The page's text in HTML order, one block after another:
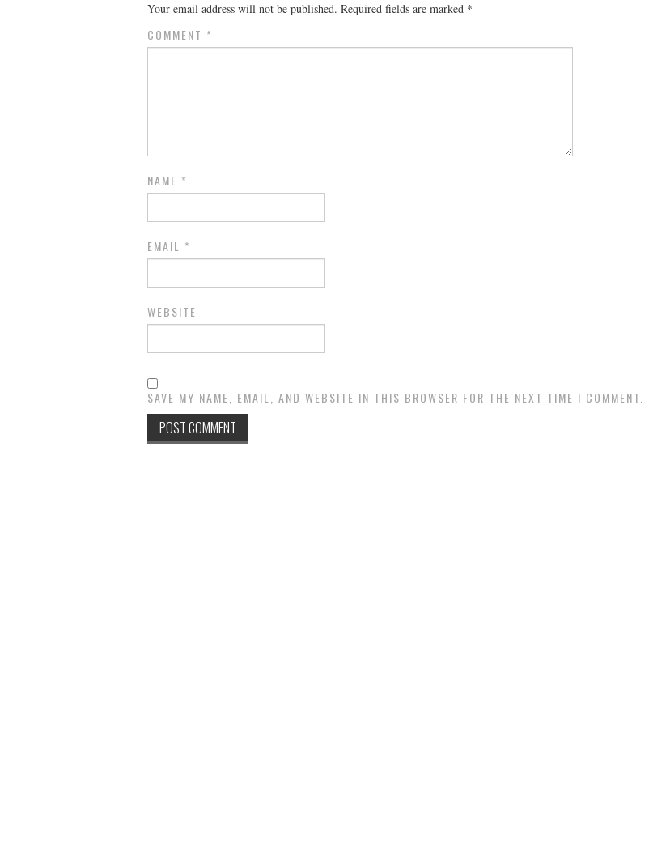
Your email address will not be published. Required fields are marked *
COMMENT *
NAME *
EMAIL *
WEBSITE
SAVE MY NAME, EMAIL, AND WEBSITE IN THIS BROWSER FOR THE NEXT TIME I COMMENT.